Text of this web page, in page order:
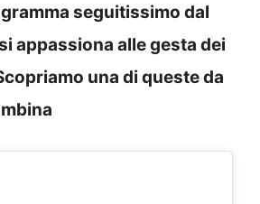
seguitissimo dal
appassiona alle gesta dei
una di queste da